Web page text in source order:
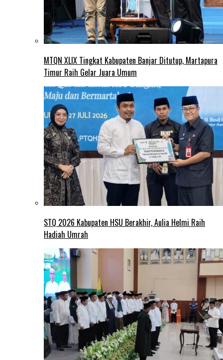
MTQN XLIX Tingkat Kabupaten Banjar Ditutup, Martapura
Timur Raih Gelar Juara Umum
STQ 2026 Kabupaten HSU Berakhir, Aulia Helmi Raih
Hadiah Umrah